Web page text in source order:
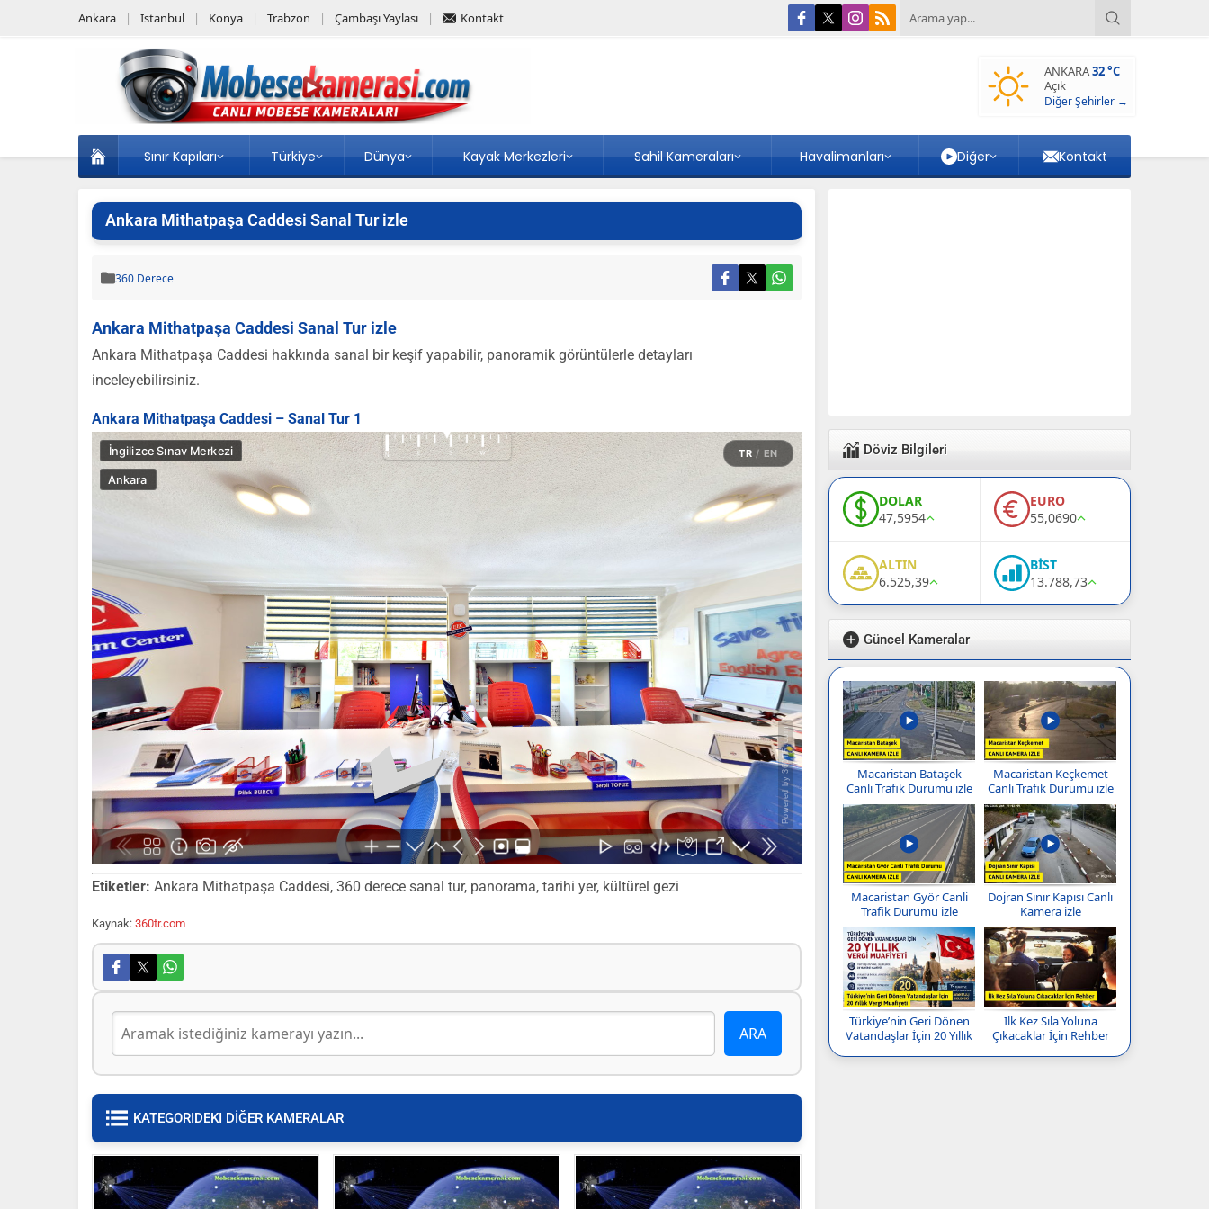
Ankara Istanbul Konya Trabzon Çambaşı Yaylası Kontakt
ANKARA32 °C
Açık
Diğer Şehirler →
Sınır Kapıları Türkiye Dünya Kayak Merkezleri Sahil Kameraları Havalimanları Diğer Kontakt
Ankara Mithatpaşa Caddesi Sanal Tur izle
360 Derece
Ankara Mithatpaşa Caddesi Sanal Tur izle
Ankara Mithatpaşa Caddesi hakkında sanal bir keşif yapabilir, panoramik görüntülerle detayları
inceleyebilirsiniz.
Ankara Mithatpaşa Caddesi – Sanal Tur 1
Etiketler: Ankara Mithatpaşa Caddesi, 360 derece sanal tur, panorama, tarihi yer, kültürel gezi
Kaynak: 360tr.com
KATEGORIDEKI DİĞER KAMERALAR
Döviz Bilgileri
DOLAR
47,5954
EURO
55,0690
ALTIN
6.525,39
BİST
13.788,73
Güncel Kameralar
Macaristan Bataşek
Canlı Trafik Durumu izle
Macaristan Keçkemet
Canlı Trafik Durumu izle
Macaristan Györ Canli
Trafik Durumu izle
Dojran Sınır Kapısı Canlı
Kamera izle
Türkiye’nin Geri Dönen
Vatandaşlar İçin 20 Yıllık
İlk Kez Sıla Yoluna
Çıkacaklar İçin Rehber